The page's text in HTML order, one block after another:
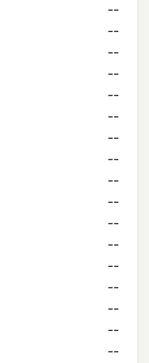
--
--
--
--
--
--
--
--
--
--
--
--
--
--
--
--
--